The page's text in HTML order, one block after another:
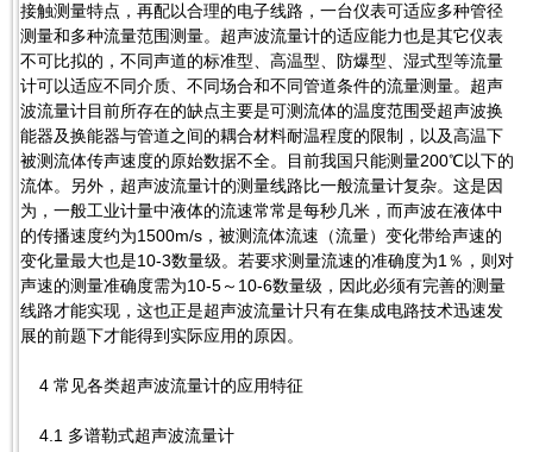
接触测量特点，再配以合理的电子线路，一台仪表可适应多种管径
测量和多种流量范围测量。超声波流量计的适应能力也是其它仪表
不可比拟的，不同声道的标准型、高温型、防爆型、湿式型等流量
计可以适应不同介质、不同场合和不同管道条件的流量测量。超声
波流量计目前所存在的缺点主要是可测流体的温度范围受超声波换
能器及换能器与管道之间的耦合材料耐温程度的限制，以及高温下
被测流体传声速度的原始数据不全。目前我国只能测量200℃以下的
流体。另外，超声波流量计的测量线路比一般流量计复杂。这是因
为，一般工业计量中液体的流速常常是每秒几米，而声波在液体中
的传播速度约为1500m/s，被测流体流速（流量）变化带给声速的
变化量最大也是10-3数量级。若要求测量流速的准确度为1％，则对
声速的测量准确度需为10-5～10-6数量级，因此必须有完善的测量
线路才能实现，这也正是超声波流量计只有在集成电路技术迅速发
展的前题下才能得到实际应用的原因。
4 常见各类超声波流量计的应用特征
4.1 多谱勒式超声波流量计